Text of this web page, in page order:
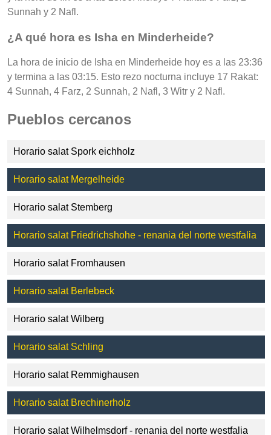
Sunnah y 2 Nafl.
¿A qué hora es Isha en Minderheide?
La hora de inicio de Isha en Minderheide hoy es a las 23:36
y termina a las 03:15. Esto rezo nocturna incluye 17 Rakat:
4 Sunnah, 4 Farz, 2 Sunnah, 2 Nafl, 3 Witr y 2 Nafl.
Pueblos cercanos
Horario salat Spork eichholz
Horario salat Mergelheide
Horario salat Stemberg
Horario salat Friedrichshohe - renania del norte westfalia
Horario salat Fromhausen
Horario salat Berlebeck
Horario salat Wilberg
Horario salat Schling
Horario salat Remmighausen
Horario salat Brechinerholz
Horario salat Wilhelmsdorf - renania del norte westfalia